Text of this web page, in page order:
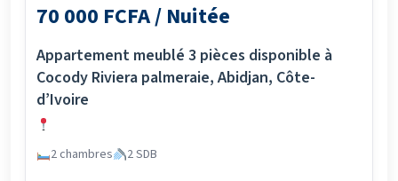
70 000 FCFA / Nuitée
Appartement meublé 3 pièces disponible à
Cocody Riviera palmeraie, Abidjan, Côte-
d’Ivoire
2 chambres 2 SDB